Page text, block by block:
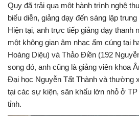
Quy đã trải qua một hành trình nghệ
biểu diễn, giảng dạy đến sáng lập
Hiện tại, anh trực tiếp giảng dạy thanh
một không gian âm nhạc ấm cúng tại
Hoàng Diệu) và Thảo Điền (192
song đó, anh cũng là giảng viên khoa
Đại học Nguyễn Tất Thành và thường
tại các sự kiện, sân khấu lớn nhỏ ở
tỉnh.